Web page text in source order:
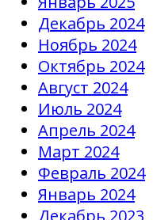
Декабрь 2024
Ноябрь 2024
Октябрь 2024
Август 2024
Июль 2024
Апрель 2024
Март 2024
Февраль 2024
Январь 2024
Декабрь 2023